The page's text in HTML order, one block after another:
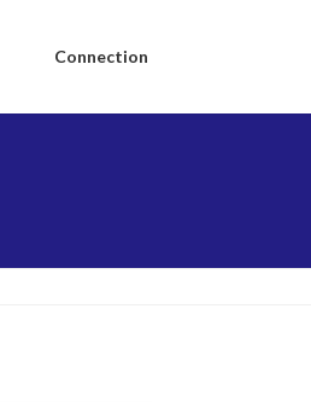
Connection